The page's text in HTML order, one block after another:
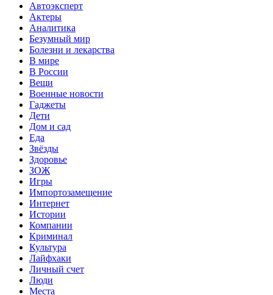
Автоэксперт
Актеры
Аналитика
Безумный мир
Болезни и лекарства
В мире
В России
Вещи
Военные новости
Гаджеты
Дети
Дом и сад
Еда
Звёзды
Здоровье
ЗОЖ
Игры
Импортозамещение
Интернет
Истории
Компании
Криминал
Культура
Лайфхаки
Личный счет
Люди
Места